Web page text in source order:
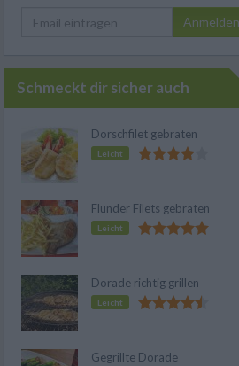
Anmelden
Schmeckt dir sicher auch
Dorschfilet gebraten
Leicht
Flunder Filets gebraten
Leicht
Dorade richtig grillen
Leicht
Gegrillte Dorade